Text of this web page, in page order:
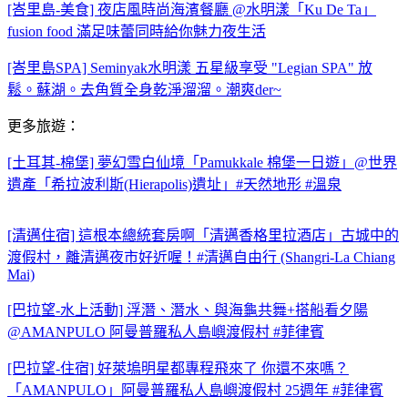
[峇里島-美食] 夜店風時尚海濱餐廳 @水明漾「Ku De Ta」
fusion food 滿足味蕾同時給你魅力夜生活
[峇里島SPA] Seminyak水明漾 五星級享受 "Legian SPA" 放
鬆。蘇湖。去角質全身乾淨溜溜。潮爽der~
更多旅遊：
[土耳其-棉堡] 夢幻雪白仙境「Pamukkale 棉堡一日遊」@世界
遺產「希拉波利斯(Hierapolis)遺址」#天然地形 #溫泉
[清邁住宿] 這根本總統套房啊「清邁香格里拉酒店」古城中的
渡假村，離清邁夜市好近喔！#清邁自由行 (Shangri-La Chiang
Mai)
[巴拉望-水上活動] 浮潛、潛水、與海龜共舞+搭船看夕陽
@AMANPULO 阿曼普羅私人島嶼渡假村 #菲律賓
[巴拉望-住宿] 好萊塢明星都專程飛來了 你還不來嗎？
「AMANPULO」阿曼普羅私人島嶼渡假村 25週年 #菲律賓